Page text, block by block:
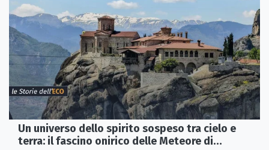
Un universo dello spirito sospeso tra cielo e
terra: il fascino onirico delle Meteore di